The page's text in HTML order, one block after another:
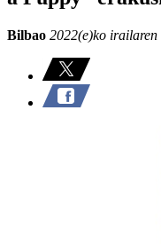
Bilbao 2022(e)ko